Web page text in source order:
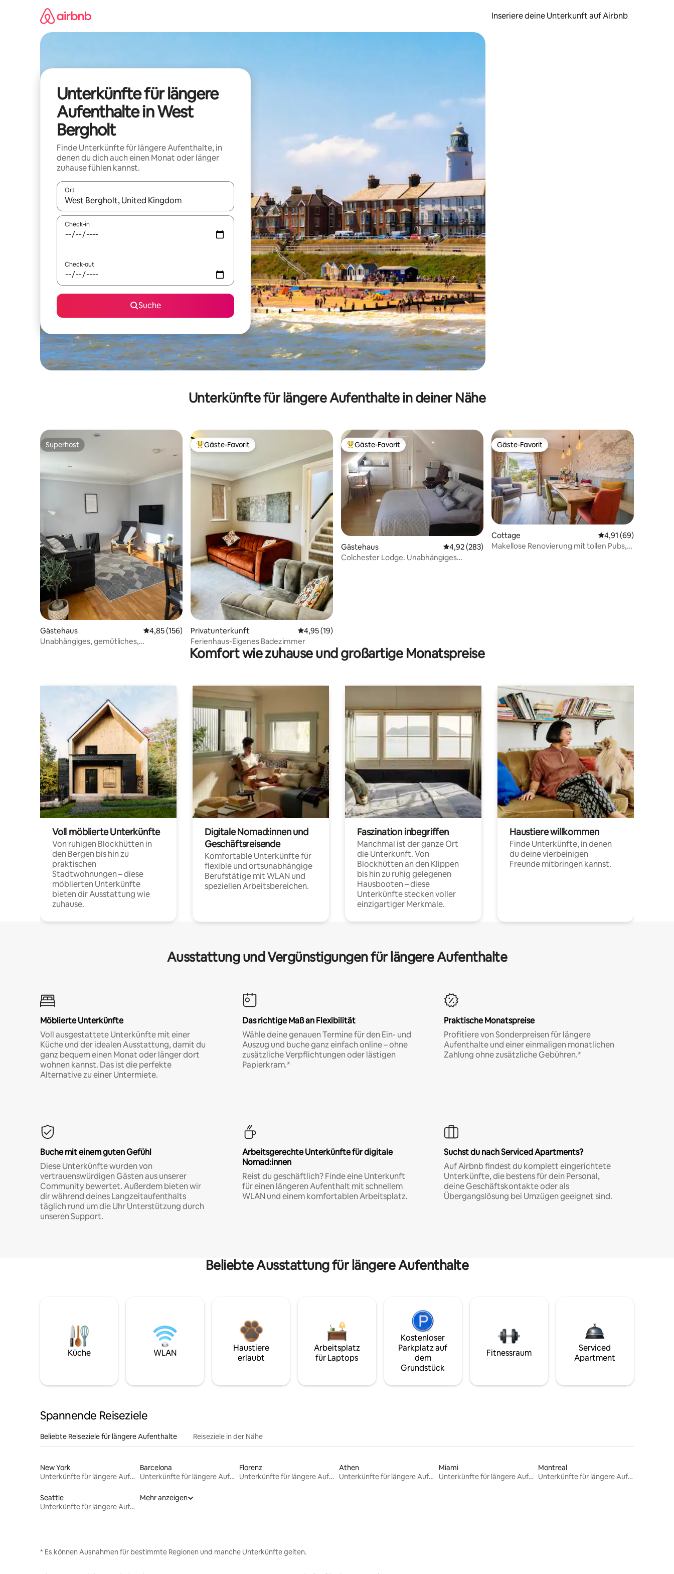
Inseriere deine Unterkunft auf Airbnb
Unterkünfte für längere
Aufenthalte in West
Bergholt
Finde Unterkünfte für längere Aufenthalte, in
denen du dich auch einen Monat oder länger
zuhause fühlen kannst.
Ort
Wenn Ergebnisse verfügbar sind, navigiere mit den Pfeiltasten nach oben und unten oder erkunde die Ergebnisse durch Berühren oder Wischgesten.
Check-in
Check-out
Suche
Unterkünfte für längere Aufenthalte in deiner Nähe
Superhost
Superhost
Gästehaus Durchschnittliche Bewertung: 4,85 von 5, 156 Bewertungen
4,85 (156)
Unabhängiges, gemütliches,
Beliebter Gäste-Favorit.
Gäste-Favorit
Privatunterkunft Durchschnittliche Bewertung: 4,95 von 5, 19 Bewertungen
4,95 (19)
Ferienhaus-Eigenes Badezimmer
Beliebter Gäste-Favorit.
Gäste-Favorit
Gästehaus Durchschnittliche Bewertung: 4,92 von 5, 283 Bewertungen
4,92 (283)
Colchester Lodge. Unabhängiges
Gäste-Favorit
Gäste-Favorit
Cottage Durchschnittliche
4,91 (69)
Makellose Renovierung mit tollen Pubs,
Komfort wie zuhause und großartige Monatspreise
Voll möblierte Unterkünfte
Von ruhigen Blockhütten in
den Bergen bis hin zu
praktischen
Stadtwohnungen – diese
möblierten Unterkünfte
bieten dir Ausstattung wie
zuhause.
Digitale Nomad:innen und
Geschäftsreisende
Komfortable Unterkünfte für
flexible und ortsunabhängige
Berufstätige mit WLAN und
speziellen Arbeitsbereichen.
Faszination inbegriffen
Manchmal ist der ganze Ort
die Unterkunft. Von
Blockhütten an den Klippen
bis hin zu ruhig gelegenen
Hausbooten – diese
Unterkünfte stecken voller
einzigartiger Merkmale.
Haustiere willkommen
Finde Unterkünfte, in denen
du deine vierbeinigen
Freunde mitbringen kannst.
Ausstattung und Vergünstigungen für längere Aufenthalte
Möblierte Unterkünfte
Voll ausgestattete Unterkünfte mit einer
Küche und der idealen Ausstattung, damit du
ganz bequem einen Monat oder länger dort
wohnen kannst. Das ist die perfekte
Alternative zu einer Untermiete.
Das richtige Maß an Flexibilität
Wähle deine genauen Termine für den Ein- und
Auszug und buche ganz einfach online – ohne
zusätzliche Verpflichtungen oder lästigen
Papierkram.*
Praktische Monatspreise
Profitiere von Sonderpreisen für längere
Aufenthalte und einer einmaligen monatlichen
Zahlung ohne zusätzliche Gebühren.*
Buche mit einem guten Gefühl
Diese Unterkünfte wurden von
vertrauenswürdigen Gästen aus unserer
Community bewertet. Außerdem bieten wir
dir während deines Langzeitaufenthalts
täglich rund um die Uhr Unterstützung durch
unseren Support.
Arbeitsgerechte Unterkünfte für digitale
Nomad:innen
Reist du geschäftlich? Finde eine Unterkunft
für einen längeren Aufenthalt mit schnellem
WLAN und einem komfortablen Arbeitsplatz.
Suchst du nach Serviced Apartments?
Auf Airbnb findest du komplett eingerichtete
Unterkünfte, die bestens für dein Personal,
deine Geschäftskontakte oder als
Übergangslösung bei Umzügen geeignet sind.
Beliebte Ausstattung für längere Aufenthalte
Küche WLAN
Haustiere
erlaubt
Arbeitsplatz
für Laptops
Kostenloser
Parkplatz auf
dem
Grundstück
Fitnessraum
Serviced
Apartment
Spannende Reiseziele
Beliebte Reiseziele für längere Aufenthalte Reiseziele in der Nähe
New York
Unterkünfte für längere Aufenthalte
Barcelona
Unterkünfte für längere Aufenthalte
Florenz
Unterkünfte für längere Aufenthalte
Athen
Unterkünfte für längere Aufenthalte
Miami
Unterkünfte für längere Aufenthalte
Montreal
Unterkünfte für längere Aufenthalte
Seattle
Unterkünfte für längere Aufenthalte
Mehr anzeigen
* Es können Ausnahmen für bestimmte Regionen und manche Unterkünfte gelten.